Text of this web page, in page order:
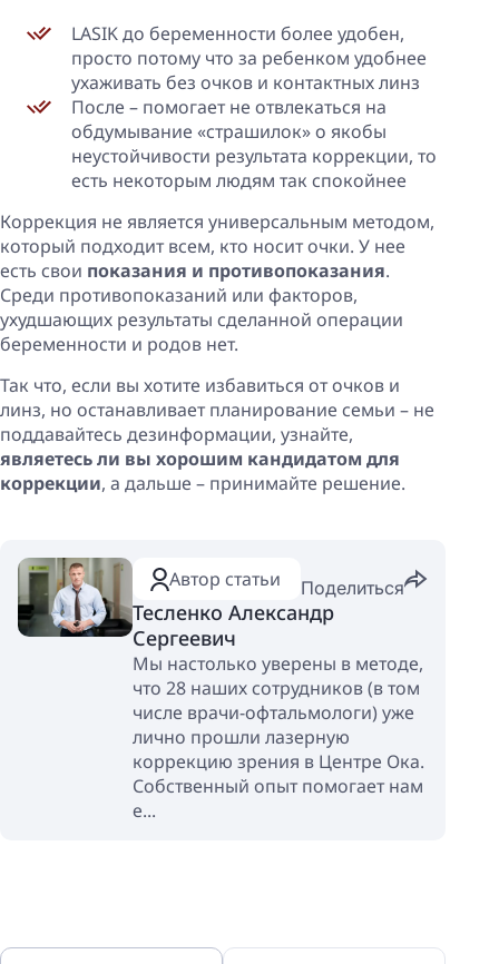
LASIK до беременности более удобен,
просто потому что за ребенком удобнее
ухаживать без очков и контактных линз
После – помогает не отвлекаться на
обдумывание «страшилок» о якобы
неустойчивости результата коррекции, то
есть некоторым людям так спокойнее
Коррекция не является универсальным методом,
который подходит всем, кто носит очки. У нее
есть свои показания и противопоказания.
Среди противопоказаний или факторов,
ухудшающих результаты сделанной операции
беременности и родов нет.
Так что, если вы хотите избавиться от очков и
линз, но останавливает планирование семьи – не
поддавайтесь дезинформации, узнайте,
являетесь ли вы хорошим кандидатом для
коррекции, а дальше – принимайте решение.
Автор статьи Поделиться
Тесленко Александр
Сергеевич
Мы настолько уверены в методе,
что 28 наших сотрудников (в том
числе врачи-офтальмологи) уже
лично прошли лазерную
коррекцию зрения в Центре Ока.
Собственный опыт помогает нам
е...